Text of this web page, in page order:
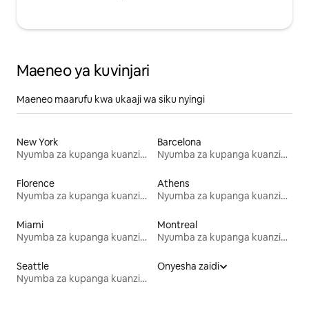
Maeneo ya kuvinjari
Maeneo maarufu kwa ukaaji wa siku nyingi
New York
Nyumba za kupanga kuanzia mwezi mmoja
Barcelona
Nyumba za kupanga kuanzia mwezi mmoja
Florence
Nyumba za kupanga kuanzia mwezi mmoja
Athens
Nyumba za kupanga kuanzia mwezi mmoja
Miami
Nyumba za kupanga kuanzia mwezi mmoja
Montreal
Nyumba za kupanga kuanzia mwezi mmoja
Seattle
Nyumba za kupanga kuanzia mwezi mmoja
Onyesha zaidi